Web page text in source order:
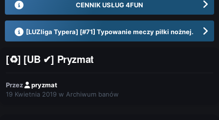
CENNIK USŁUG 4FUN
[LUZliga Typera] [#71] Typowanie meczy piłki nożnej.
[♻] [UB ✔] Pryzmat
Przez
pryzmat
19 Kwietnia 2019 w Archiwum banów